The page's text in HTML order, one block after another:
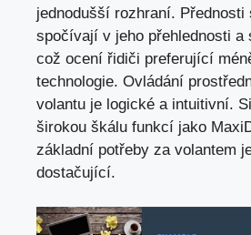
jednodušší rozhraní. Přednosti
spočívají v jeho přehlednosti a
což ocení řidiči preferující
technologie. Ovládání
volantu je logické a intuitivní.
širokou škálu funkcí jako
základní potřeby za volantem
dostačující.